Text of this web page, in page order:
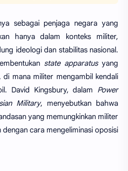
sebagai penjaga negara yang
hanya dalam konteks militer,
ideologi dan stabilitas nasional.
state apparatusyang
mana militer mengambil kendali
David Kingsbury, dalam Power
Military, menyebutkan bahwa
yang memungkinkan militer
dengan cara mengeliminasi oposisi